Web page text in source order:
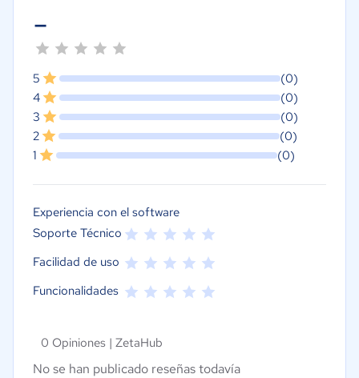
-
5
(0)
4
(0)
3
(0)
2
(0)
1
(0)
Experiencia con el software
Soporte Técnico
Facilidad de uso
Funcionalidades
0 Opiniones | ZetaHub
No se han publicado reseñas todavía